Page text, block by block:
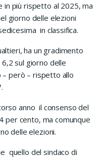
più rispetto al 2025, ma
giorno delle elezioni
in classifica.
ha un gradimento
sul giorno delle
– però – rispetto allo
anno il consenso del
per cento, ma comunque
delle elezioni.
quello del sindaco di